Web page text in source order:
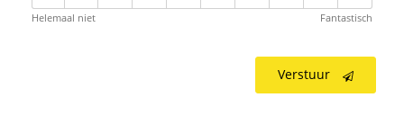
Helemaal niet Fantastisch
Verstuur